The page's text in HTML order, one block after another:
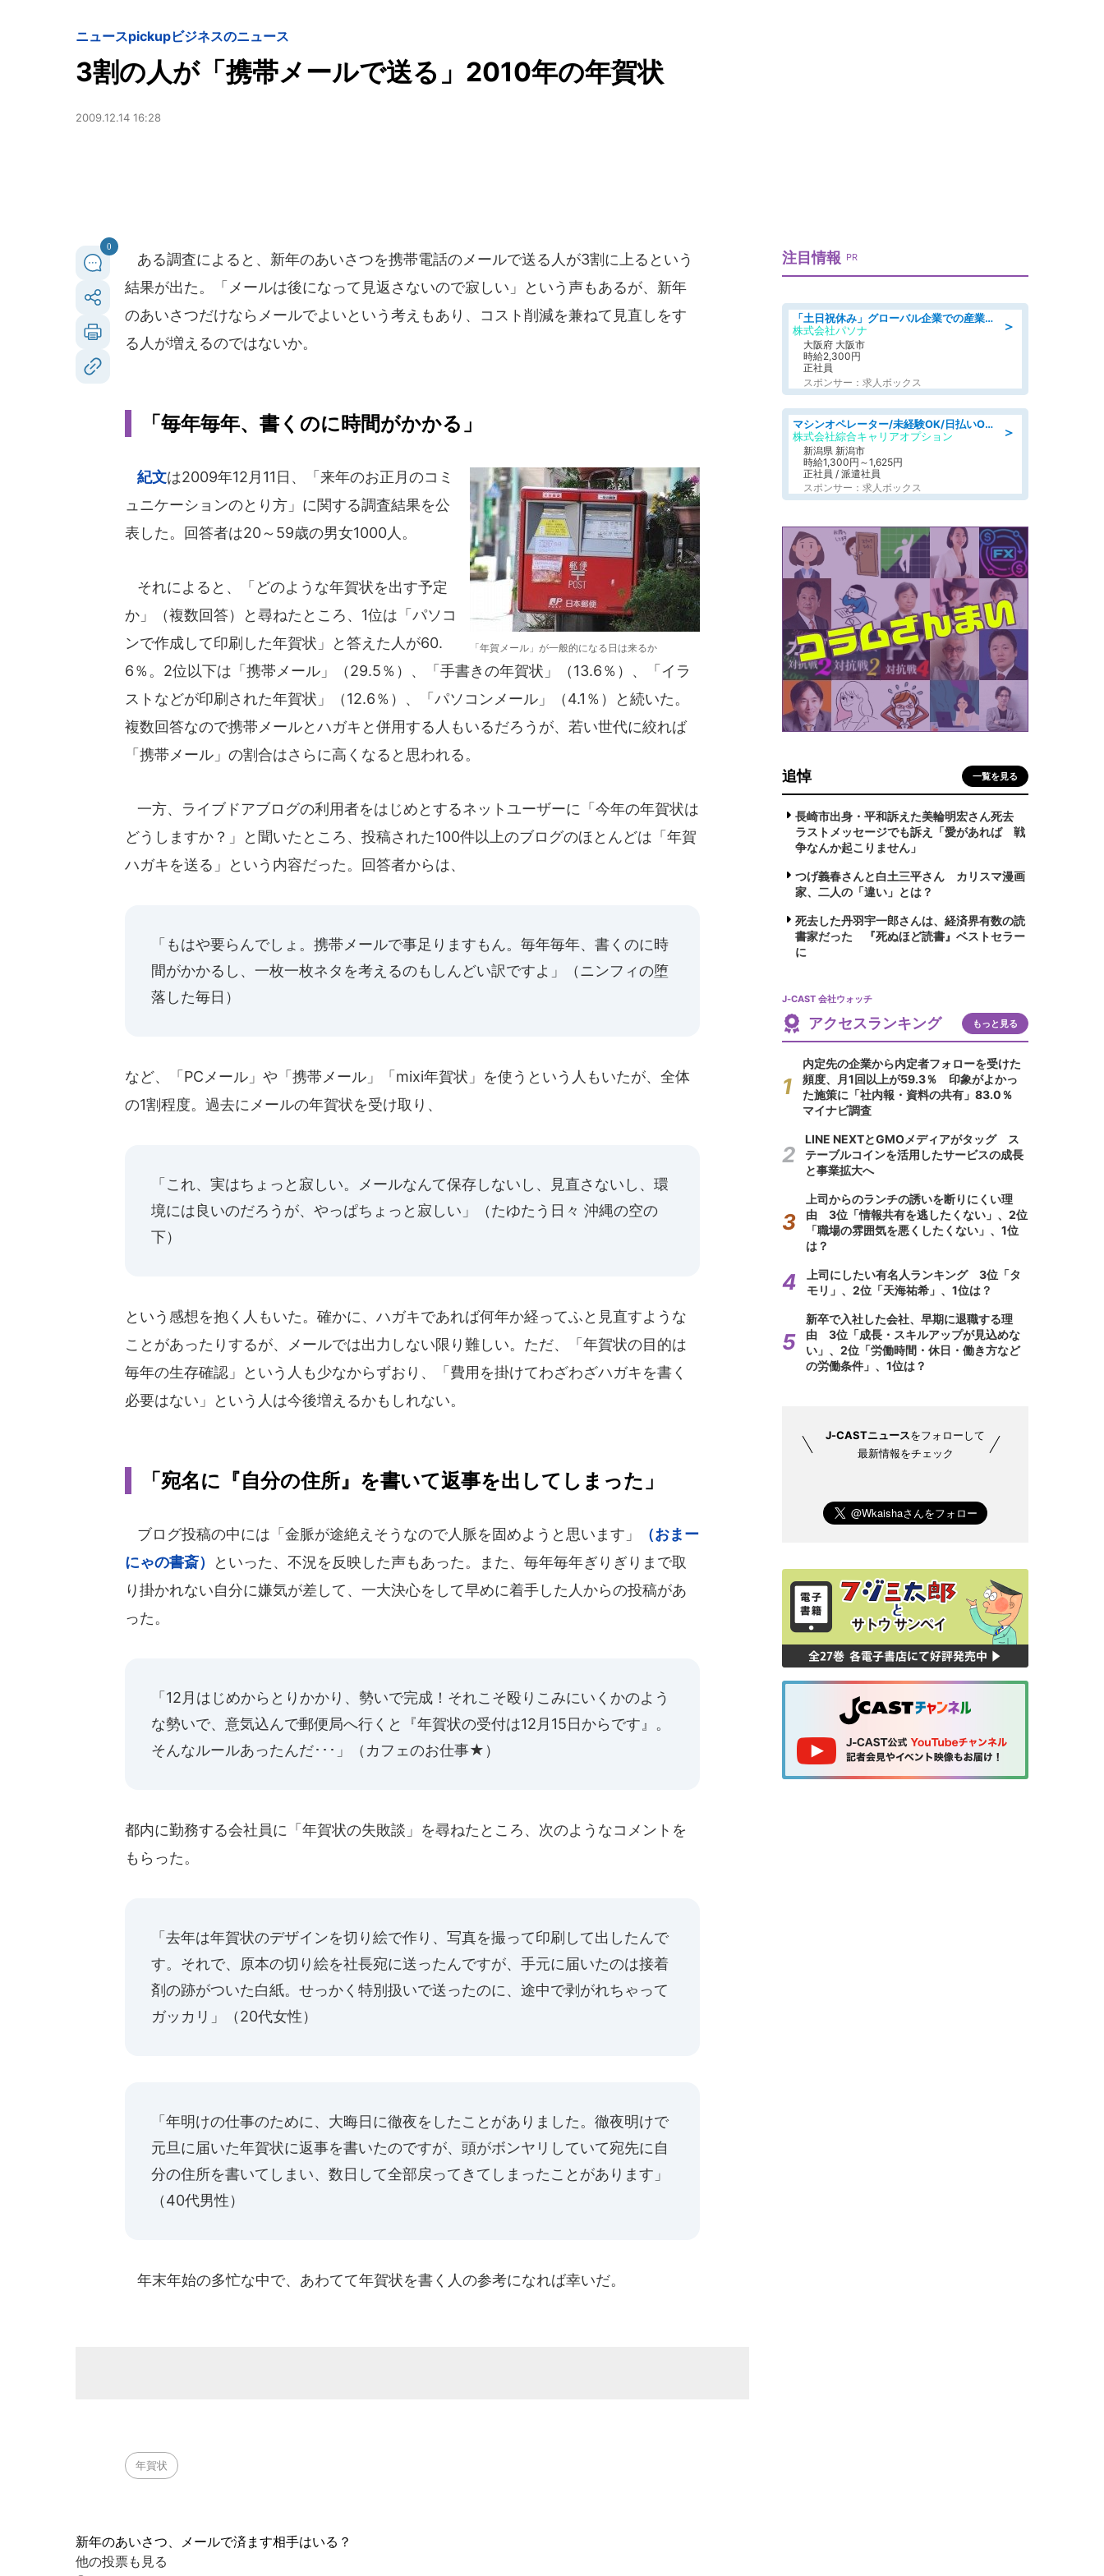
ニュースpickupビジネスのニュース
3割の人が「携帯メールで送る」2010年の年賀状
2009.12.14 16:28
0
ある調査によると、新年のあいさつを携帯電話のメールで送る人が3割に上るという
結果が出た。「メールは後になって見返さないので寂しい」という声もあるが、新年
のあいさつだけならメールでよいという考えもあり、コスト削減を兼ねて見直しをす
る人が増えるのではないか。
「毎年毎年、書くのに時間がかかる」
「年賀メール」が一般的になる日は来るか
紀文は2009年12月11日、「来年のお正月のコミ
ュニケーションのとり方」に関する調査結果を公
表した。回答者は20～59歳の男女1000人。
それによると、「どのような年賀状を出す予定
か」（複数回答）と尋ねたところ、1位は「パソコ
ンで作成して印刷した年賀状」と答えた人が60.
6％。2位以下は「携帯メール」（29.5％）、「手書きの年賀状」（13.6％）、「イラ
ストなどが印刷された年賀状」（12.6％）、「パソコンメール」（4.1％）と続いた。
複数回答なので携帯メールとハガキと併用する人もいるだろうが、若い世代に絞れば
「携帯メール」の割合はさらに高くなると思われる。
一方、ライブドアブログの利用者をはじめとするネットユーザーに「今年の年賀状は
どうしますか？」と聞いたところ、投稿された100件以上のブログのほとんどは「年賀
ハガキを送る」という内容だった。回答者からは、
「もはや要らんでしょ。携帯メールで事足りますもん。毎年毎年、書くのに時
間がかかるし、一枚一枚ネタを考えるのもしんどい訳ですよ」
（ニンフィの堕
落した毎日）
など、「PCメール」や「携帯メール」「mixi年賀状」を使うという人もいたが、全体
の1割程度。過去にメールの年賀状を受け取り、
「これ、実はちょっと寂しい。メールなんて保存しないし、見直さないし、環
境には良いのだろうが、やっぱちょっと寂しい」
（たゆたう日々 沖縄の空の
下）
という感想を抱く人もいた。確かに、ハガキであれば何年か経ってふと見直すような
ことがあったりするが、メールでは出力しない限り難しい。ただ、「年賀状の目的は
毎年の生存確認」という人も少なからずおり、「費用を掛けてわざわざハガキを書く
必要はない」という人は今後増えるかもしれない。
「宛名に『自分の住所』を書いて返事を出してしまった」
ブログ投稿の中には「金脈が途絶えそうなので人脈を固めようと思います」
（おまー
にゃの書斎）
といった、不況を反映した声もあった。また、毎年毎年ぎりぎりまで取
り掛かれない自分に嫌気が差して、一大決心をして早めに着手した人からの投稿があ
った。
「12月はじめからとりかかり、勢いで完成！それこそ殴りこみにいくかのよう
な勢いで、意気込んで郵便局へ行くと『年賀状の受付は12月15日からです』。
そんなルールあったんだ･･･」
（カフェのお仕事★）
都内に勤務する会社員に「年賀状の失敗談」を尋ねたところ、次のようなコメントを
もらった。
「去年は年賀状のデザインを切り絵で作り、写真を撮って印刷して出したんで
す。それで、原本の切り絵を社長宛に送ったんですが、手元に届いたのは接着
剤の跡がついた白紙。せっかく特別扱いで送ったのに、途中で剥がれちゃって
ガッカリ」（20代女性）
「年明けの仕事のために、大晦日に徹夜をしたことがありました。徹夜明けで
元旦に届いた年賀状に返事を書いたのですが、頭がボンヤリしていて宛先に自
分の住所を書いてしまい、数日して全部戻ってきてしまったことがあります」
（40代男性）
年末年始の多忙な中で、あわてて年賀状を書く人の参考になれば幸いだ。
年賀状
新年のあいさつ、メールで済ます相手はいる？
他の投票も見る
注目情報 PR
＞
「土日祝休み」グローバル企業での産業保健のお仕事/保健師/高時給/残業なし/服装自由/要資格:保健師
株式会社パソナ
大阪府 大阪市
時給2,300円
正社員
スポンサー：求人ボックス
＞
マシンオペレーター/未経験OK/日払いOK/寮完備/交替制/20・30・40代活躍中
株式会社綜合キャリアオプション
新潟県 新潟市
時給1,300円～1,625円
正社員 / 派遣社員
スポンサー：求人ボックス
追悼 一覧を見る
長崎市出身・平和訴えた美輪明宏さん死去
ラストメッセージでも訴え「愛があれば 戦
争なんか起こりません」
つげ義春さんと白土三平さん カリスマ漫画
家、二人の「違い」とは？
死去した丹羽宇一郎さんは、経済界有数の読
書家だった 『死ぬほど読書』ベストセラー
に
J-CAST 会社ウォッチ
アクセスランキング もっと見る
内定先の企業から内定者フォローを受けた
頻度、月1回以上が59.3％ 印象がよかっ
た施策に「社内報・資料の共有」83.0％
マイナビ調査
LINE NEXTとGMOメディアがタッグ ス
テーブルコインを活用したサービスの成長
と事業拡大へ
上司からのランチの誘いを断りにくい理
由 3位「情報共有を逃したくない」、2位
「職場の雰囲気を悪くしたくない」、1位
は？
上司にしたい有名人ランキング 3位「タ
モリ」、2位「天海祐希」、1位は？
新卒で入社した会社、早期に退職する理
由 3位「成長・スキルアップが見込めな
い」、2位「労働時間・休日・働き方など
の労働条件」、1位は？
J-CASTニュースをフォローして
最新情報をチェック